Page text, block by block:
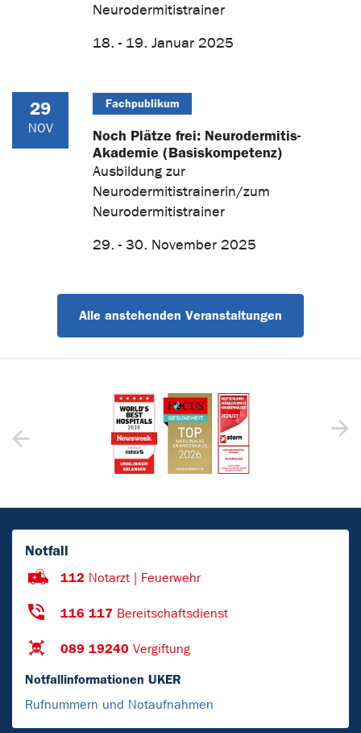
Neurodermitistrainer
18. - 19. Januar 2025
29
NOV
Fachpublikum
Noch Plätze frei: Neurodermitis-
Akademie (Basiskompetenz)
Ausbildung zur
Neurodermitistrainerin/zum
Neurodermitistrainer
29. - 30. November 2025
Alle anstehenden Veranstaltungen
Notfall
112 Notarzt | Feuerwehr
116 117 Bereitschaftsdienst
089 19240 Vergiftung
Notfallinformationen UKER
Rufnummern und Notaufnahmen